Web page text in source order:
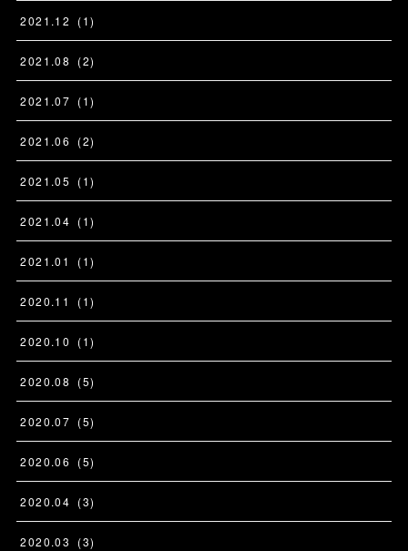
2021 .12 (1)
2021 .08 (2)
2021 .07 (1)
2021 .06 (2)
2021 .05 (1)
2021 .04 (1)
2021 .01 (1)
2020.11 (1)
2020.10 (1)
2020.08 (5)
2020.07 (5)
2020.06 (5)
2020.04 (3)
2020.03 (3)